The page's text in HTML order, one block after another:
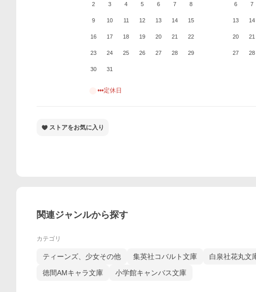
2 3 4 5 6 7 8
9 10 11 12 13 14 15
16 17 18 19 20 21 22
23 24 25 26 27 28 29
30 31
6 7
13 14
20 21
27 28
•••定休日
ストアをお気に入り
関連ジャンルから探す
カテゴリ
ティーンズ、少女その他 集英社コバルト文庫 白泉社花丸文
徳間AMキャラ文庫
小学館キャンバス文庫